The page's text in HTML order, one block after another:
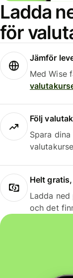
Ladda
för
Jämför
Med Wise
Följ
Spara
Helt
Ladda ned
och det